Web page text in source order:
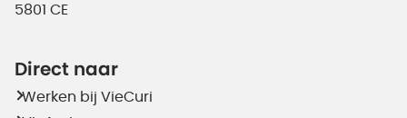
5801 CE
Direct naar
Werken bij VieCuri